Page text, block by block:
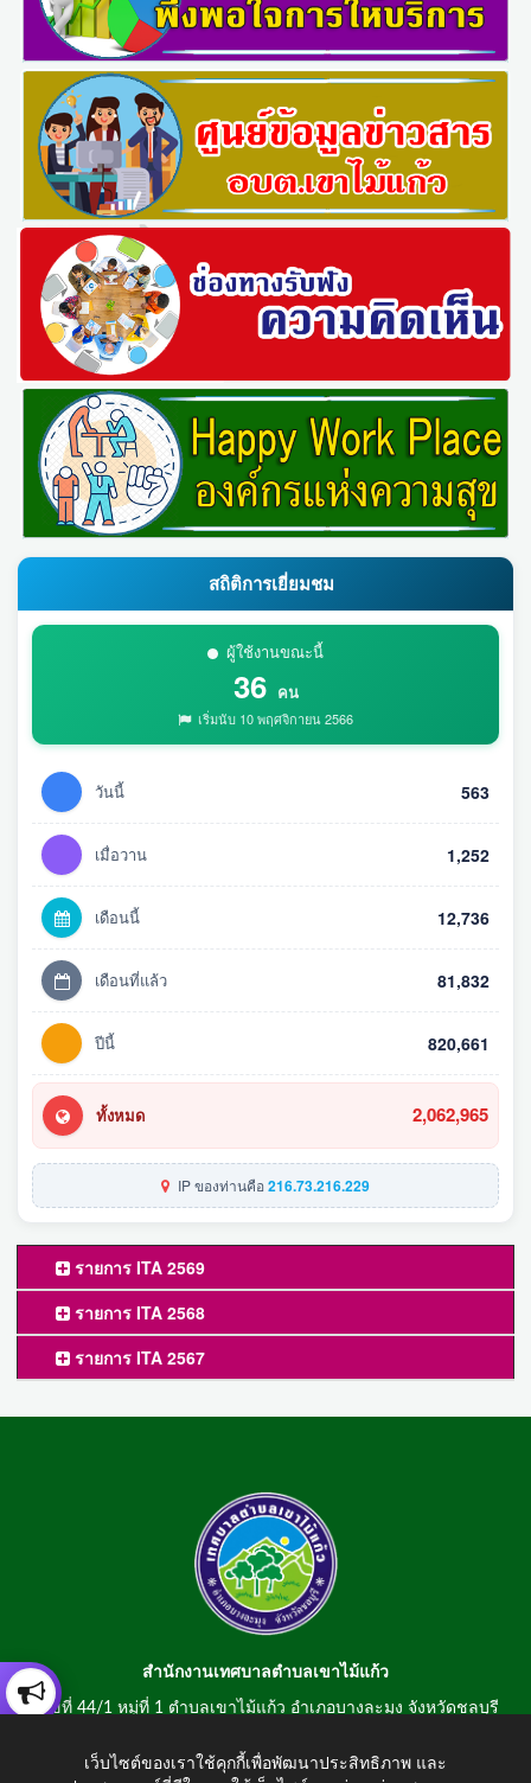
สถิติการเยี่ยมชม
ผู้ใช้งานขณะนี้
36 คน
เริ่มนับ 10 พฤศจิกายน 2566
วันนี้ 563
เมื่อวาน 1,252
เดือนนี้ 12,736
เดือนที่แล้ว 81,832
ปีนี้ 820,661
ทั้งหมด 2,062,965
IP ของท่านคือ216.73.216.229
รายการ ITA 2569
รายการ ITA 2568
รายการ ITA 2567
สำนักงานเทศบาลตำบลเขาไม้แก้ว
เลขที่ 44/1 หมู่ที่ 1 ตำบลเขาไม้แก้ว อำเภอบางละมุง จังหวัดชลบุรี
สอบถามข้อมูลโทรศัพท์/โทรสาร 0-3807-2634-5
เว็บไซต์ของเราใช้คุกกี้เพื่อพัฒนาประสิทธิภาพ และ